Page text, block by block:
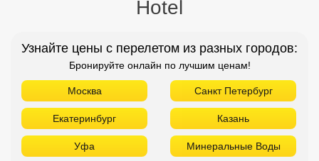
Hotel
Узнайте цены с перелетом из разных городов:
Бронируйте онлайн по лучшим ценам!
Москва Санкт Петербург
Екатеринбург Казань
Уфа Минеральные Воды